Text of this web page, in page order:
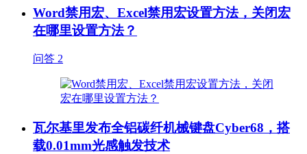
Word禁用宏、Excel禁用宏设置方法，关闭宏
在哪里设置方法？
问答 2
瓦尔基里发布全铝碳纤机械键盘Cyber68，搭
载0.01mm光感触发技术